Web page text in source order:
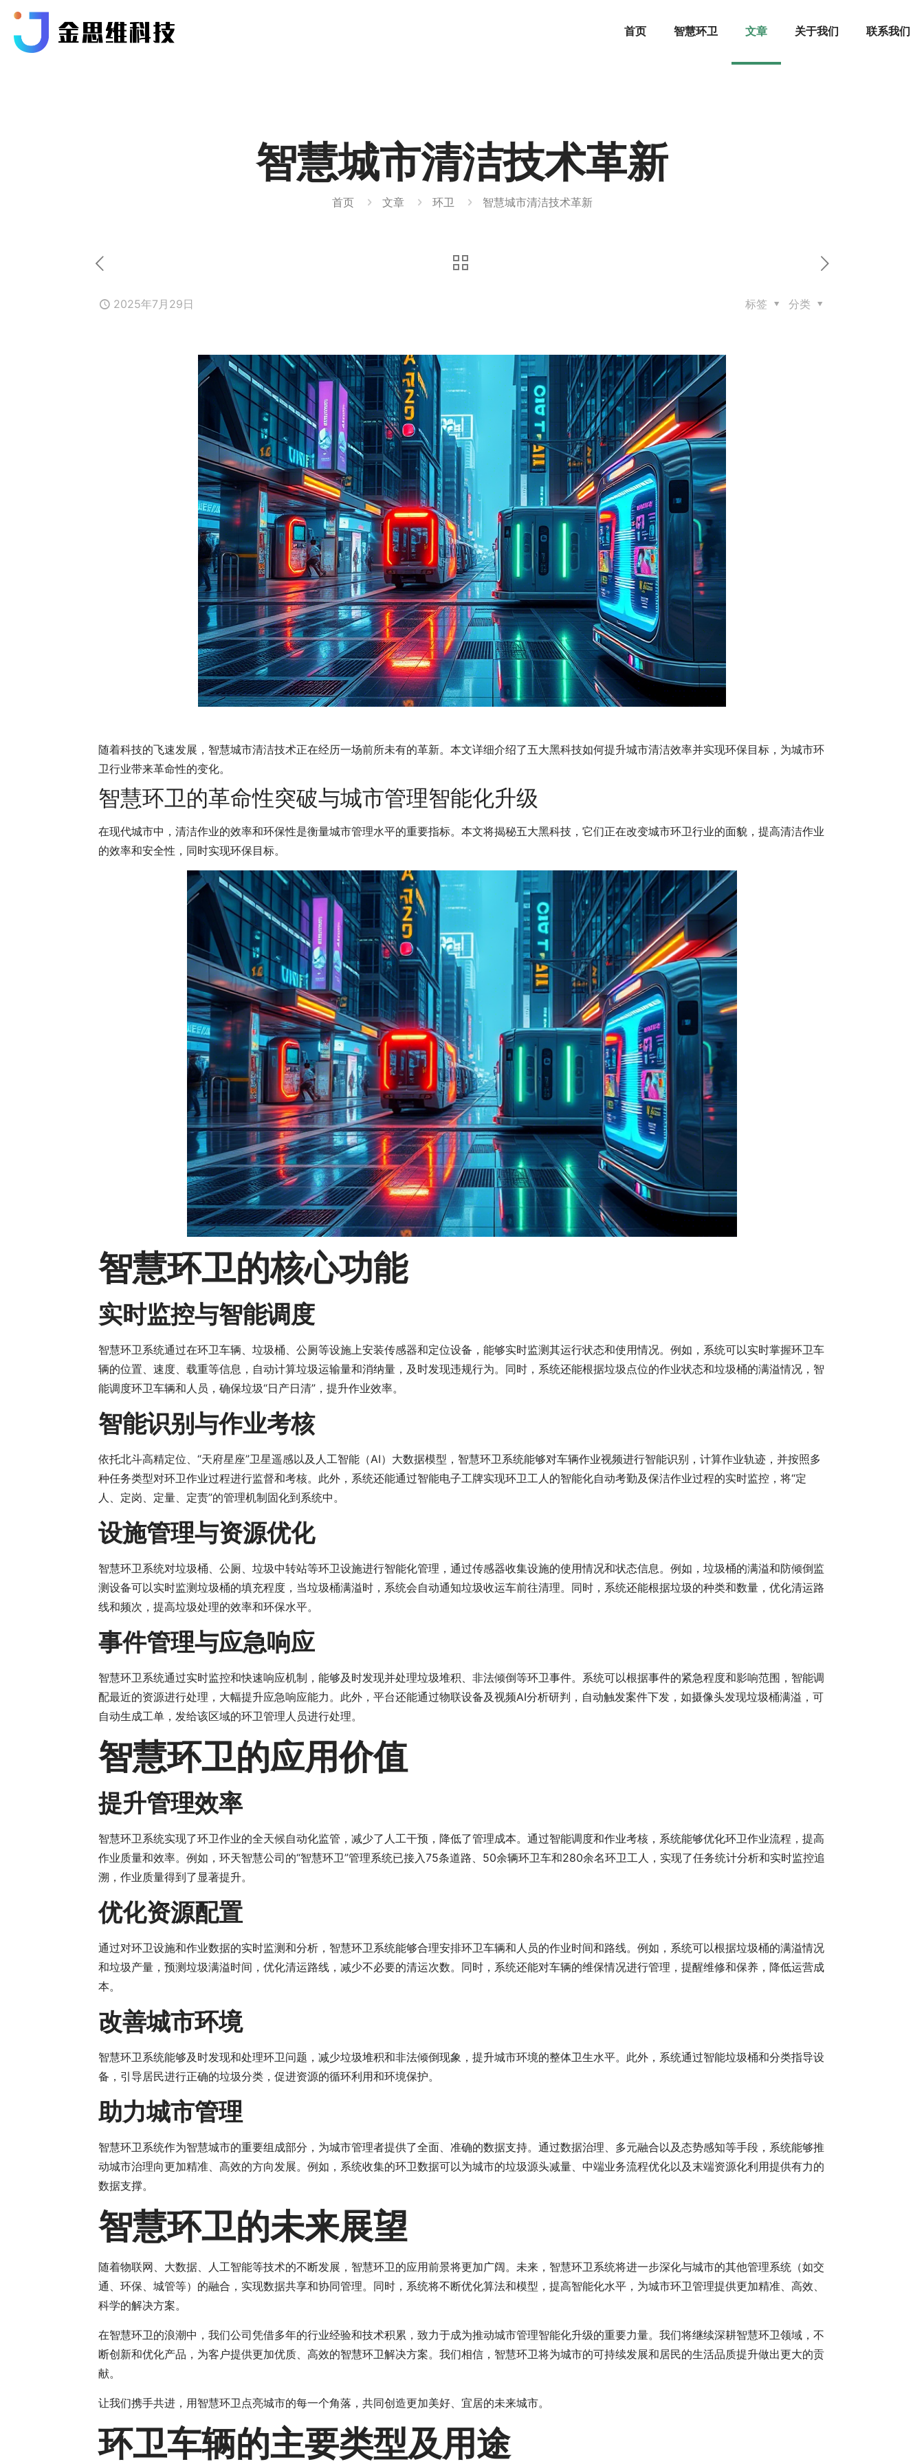
首页 智慧环卫 文章 关于我们 联系我们
智慧城市清洁技术革新
首页 文章 环卫 智慧城市清洁技术革新
2025年7月29日 分类
标签
随着科技的飞速发展，智慧城市清洁技术正在经历一场前所未有的革新。本文详细介绍了五大黑科技如何提升城市清洁效率并实现环保目标，为城市环
卫行业带来革命性的变化。
智慧环卫的革命性突破与城市管理智能化升级
在现代城市中，清洁作业的效率和环保性是衡量城市管理水平的重要指标。本文将揭秘五大黑科技，它们正在改变城市环卫行业的面貌，提高清洁作业
的效率和安全性，同时实现环保目标。
智慧环卫的核心功能
实时监控与智能调度
智慧环卫系统通过在环卫车辆、垃圾桶、公厕等设施上安装传感器和定位设备，能够实时监测其运行状态和使用情况。例如，系统可以实时掌握环卫车
辆的位置、速度、载重等信息，自动计算垃圾运输量和消纳量，及时发现违规行为。同时，系统还能根据垃圾点位的作业状态和垃圾桶的满溢情况，智
能调度环卫车辆和人员，确保垃圾“日产日清”，提升作业效率。
智能识别与作业考核
依托北斗高精定位、“天府星座”卫星遥感以及人工智能（AI）大数据模型，智慧环卫系统能够对车辆作业视频进行智能识别，计算作业轨迹，并按照多
种任务类型对环卫作业过程进行监督和考核。此外，系统还能通过智能电子工牌实现环卫工人的智能化自动考勤及保洁作业过程的实时监控，将“定
人、定岗、定量、定责”的管理机制固化到系统中。
设施管理与资源优化
智慧环卫系统对垃圾桶、公厕、垃圾中转站等环卫设施进行智能化管理，通过传感器收集设施的使用情况和状态信息。例如，垃圾桶的满溢和防倾倒监
测设备可以实时监测垃圾桶的填充程度，当垃圾桶满溢时，系统会自动通知垃圾收运车前往清理。同时，系统还能根据垃圾的种类和数量，优化清运路
线和频次，提高垃圾处理的效率和环保水平。
事件管理与应急响应
智慧环卫系统通过实时监控和快速响应机制，能够及时发现并处理垃圾堆积、非法倾倒等环卫事件。系统可以根据事件的紧急程度和影响范围，智能调
配最近的资源进行处理，大幅提升应急响应能力。此外，平台还能通过物联设备及视频AI分析研判，自动触发案件下发，如摄像头发现垃圾桶满溢，可
自动生成工单，发给该区域的环卫管理人员进行处理。
智慧环卫的应用价值
提升管理效率
智慧环卫系统实现了环卫作业的全天候自动化监管，减少了人工干预，降低了管理成本。通过智能调度和作业考核，系统能够优化环卫作业流程，提高
作业质量和效率。例如，环天智慧公司的“智慧环卫”管理系统已接入75条道路、50余辆环卫车和280余名环卫工人，实现了任务统计分析和实时监控追
溯，作业质量得到了显著提升。
优化资源配置
通过对环卫设施和作业数据的实时监测和分析，智慧环卫系统能够合理安排环卫车辆和人员的作业时间和路线。例如，系统可以根据垃圾桶的满溢情况
和垃圾产量，预测垃圾满溢时间，优化清运路线，减少不必要的清运次数。同时，系统还能对车辆的维保情况进行管理，提醒维修和保养，降低运营成
本。
改善城市环境
智慧环卫系统能够及时发现和处理环卫问题，减少垃圾堆积和非法倾倒现象，提升城市环境的整体卫生水平。此外，系统通过智能垃圾桶和分类指导设
备，引导居民进行正确的垃圾分类，促进资源的循环利用和环境保护。
助力城市管理
智慧环卫系统作为智慧城市的重要组成部分，为城市管理者提供了全面、准确的数据支持。通过数据治理、多元融合以及态势感知等手段，系统能够推
动城市治理向更加精准、高效的方向发展。例如，系统收集的环卫数据可以为城市的垃圾源头减量、中端业务流程优化以及末端资源化利用提供有力的
数据支撑。
智慧环卫的未来展望
随着物联网、大数据、人工智能等技术的不断发展，智慧环卫的应用前景将更加广阔。未来，智慧环卫系统将进一步深化与城市的其他管理系统（如交
通、环保、城管等）的融合，实现数据共享和协同管理。同时，系统将不断优化算法和模型，提高智能化水平，为城市环卫管理提供更加精准、高效、
科学的解决方案。
在智慧环卫的浪潮中，我们公司凭借多年的行业经验和技术积累，致力于成为推动城市管理智能化升级的重要力量。我们将继续深耕智慧环卫领域，不
断创新和优化产品，为客户提供更加优质、高效的智慧环卫解决方案。我们相信，智慧环卫将为城市的可持续发展和居民的生活品质提升做出更大的贡
献。
让我们携手共进，用智慧环卫点亮城市的每一个角落，共同创造更加美好、宜居的未来城市。
环卫车辆的主要类型及用途